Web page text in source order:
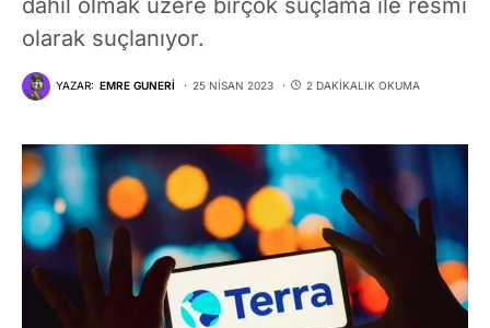
dahil olmak üzere birçok suçlama ile resmi
olarak suçlanıyor.
YAZAR: EMRE GUNERI 25 NISAN 2023 2 DAKIKALIK OKUMA